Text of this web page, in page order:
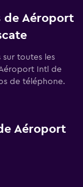
de Aéroport
sur toutes les
Intl de
de téléphone.
Aéroport